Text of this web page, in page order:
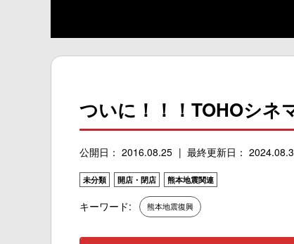
ついに！！！TOHOシネ
公開日： 2016.08.25 最終更新日：
未分類 開店・閉店 熊本地震関連
キーワード: 熊本地震復興